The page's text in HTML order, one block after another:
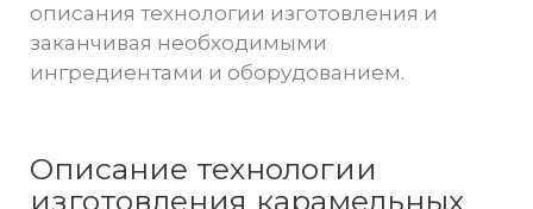
описания технологии изготовления и
заканчивая необходимыми
ингредиентами и оборудованием.
Описание технологии
изготовления карамельных